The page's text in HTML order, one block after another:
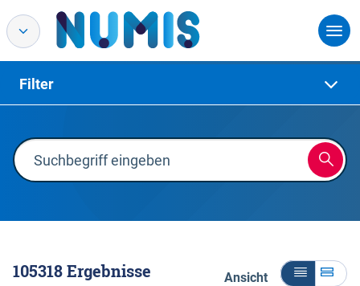
Filter
105318Ergebnisse Ansicht